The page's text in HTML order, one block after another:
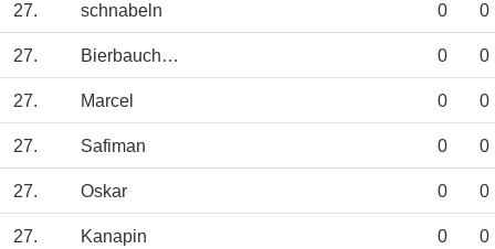
27. schnabeln 0 0
27. Bierbauch09 0 0
27. Marcel 0 0
27. Safiman 0 0
27. Oskar 0 0
27. Kanapin 0 0